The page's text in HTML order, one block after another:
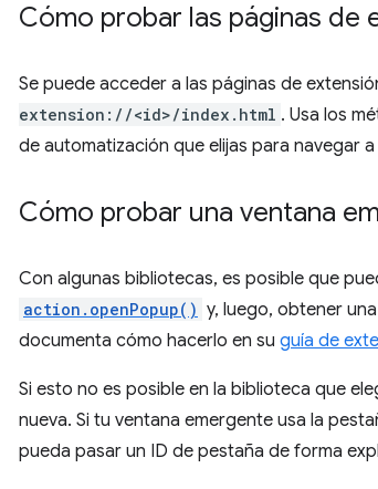
Cómo probar las páginas de
Se puede acceder a las páginas de
extension://<id>/index.html . Usa los
de automatización que elijas para navegar a
Cómo probar una ventana
Con algunas bibliotecas, es posible que
action.openPopup() y, luego, obtener
documenta cómo hacerlo en su guía de
Si esto no es posible en la biblioteca que
nueva. Si tu ventana emergente usa la
pueda pasar un ID de pestaña de forma